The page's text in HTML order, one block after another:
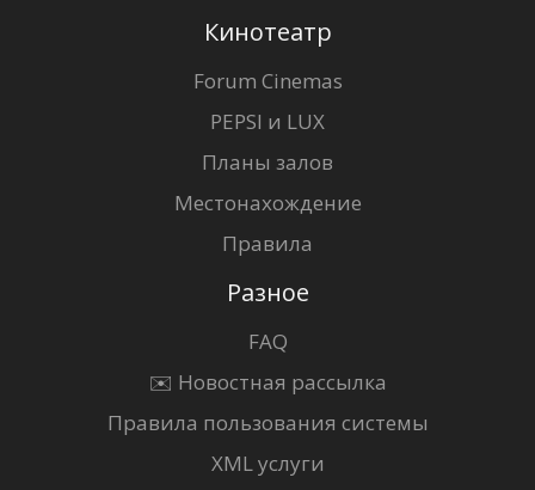
Кинотеатр
Forum Cinemas
PEPSI и LUX
Планы залов
Местонахождение
Правила
Разное
FAQ
✉️ Новостная рассылка
Правила пользования системы
XML услуги